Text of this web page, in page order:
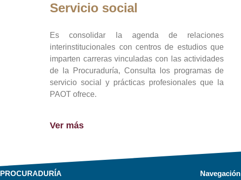
Servicio social
Es consolidar la agenda de relaciones
interinstitucionales con centros de estudios que
imparten carreras vinculadas con las actividades
de la Procuraduría, Consulta los programas de
servicio social y prácticas profesionales que la
PAOT ofrece.
Ver más
PROCURADURÍA Navegación